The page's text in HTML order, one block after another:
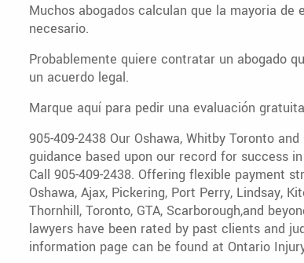
Muchos abogados calculan que la mayoria
necesario.
Probablemente quiere contratar un abogado
un acuerdo legal.
Marque aquí para pedir una evaluación
905-409-2438 Our Oshawa, Whitby Toronto
guidance based upon our record for success
Call 905-409-2438. Offering flexible payment
Oshawa, Ajax, Pickering, Port Perry, Lindsay,
Thornhill, Toronto, GTA, Scarborough,and
lawyers have been rated by past clients and
information page can be found at Ontario